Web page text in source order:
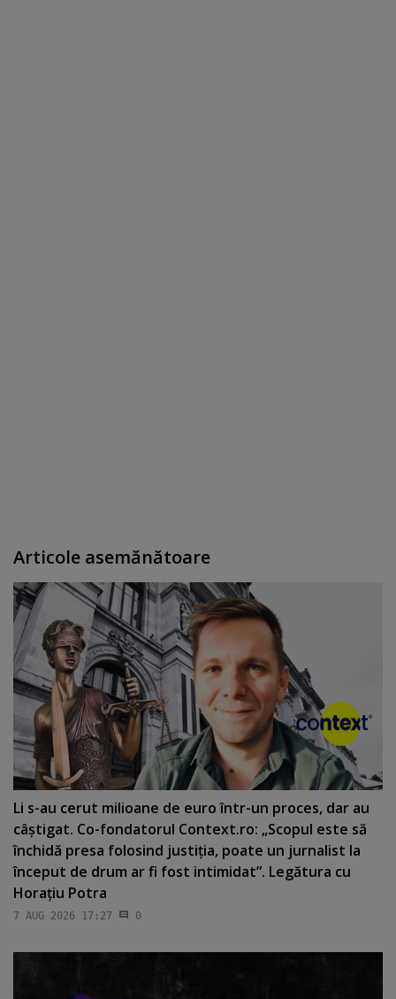
Articole asemănătoare
Li s-au cerut milioane de euro într-un proces, dar au
câştigat. Co-fondatorul Context.ro: „Scopul este să
închidă presa folosind justiţia, poate un jurnalist la
început de drum ar fi fost intimidat”. Legătura cu
Horaţiu Potra
7 AUG 2026 17:27 0